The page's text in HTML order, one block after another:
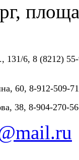
131/6, 8 (8212)
60, 8-912-509-
38, 8-904-270-